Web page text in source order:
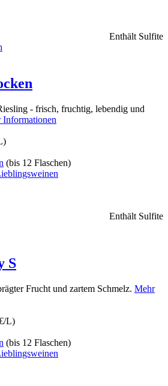
Enthält Sulfite
- frisch, fruchtig, lebendig und
Informationen
(bis 12 Flaschen)
Enthält Sulfite
S
Frucht und zartem Schmelz. Mehr
L)
(bis 12 Flaschen)